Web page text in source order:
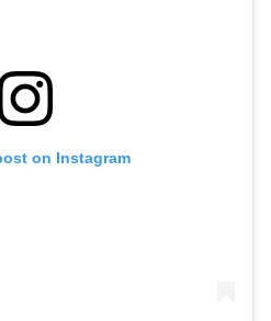
on Instagram